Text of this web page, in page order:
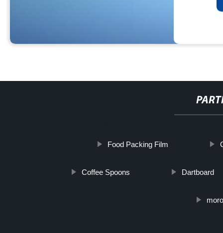
Food Packing Film
Coffee Spoons Dartboard